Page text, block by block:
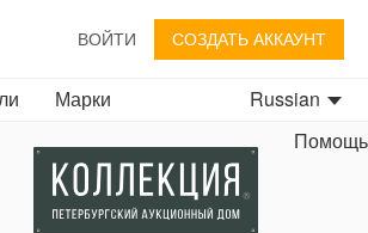
ВОЙТИ СОЗДАТЬ АККАУНТ
Марки
Russian
Помощь